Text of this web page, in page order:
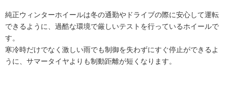
純正ウィンターホイールは冬の通勤やドライブの際に安心して運転
できるように、過酷な環境で厳しいテストを行っているホイールで
す。
寒冷時だけでなく激しい雨でも制御を失わずにすぐ停止ができるよ
うに、サマータイヤよりも制動距離が短くなります。